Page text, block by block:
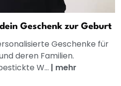
Geschenk zur Geburt
Geschenke für
deren Familien.
W... | mehr